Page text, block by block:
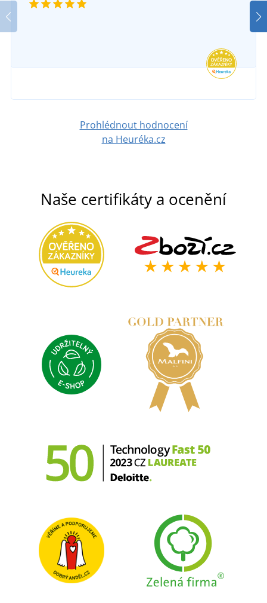
Prohlédnout hodnocení
na Heuréka.cz
Naše certifikáty a ocenění